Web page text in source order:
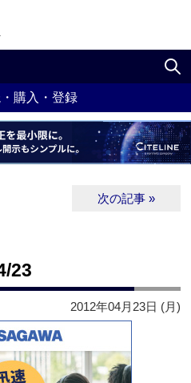
購入・登録
次の記事 »
23
2012年04月23日 (月)